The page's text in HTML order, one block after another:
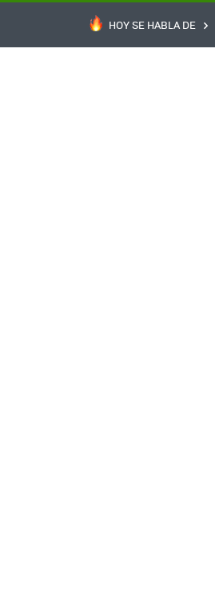
HOY SE HABLA DE